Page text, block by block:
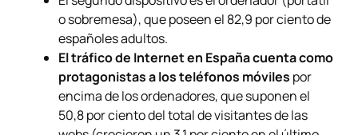
o sobremesa), que poseen el 82,9 por ciento de
españoles adultos.
El tráfico de Internet en España cuenta como
protagonistas a los teléfonos móviles por
encima de los ordenadores, que suponen el
50,8 por ciento del total de visitantes de las